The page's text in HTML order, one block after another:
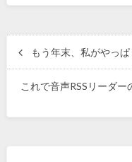
もう年末、私がやっ
これで音声RSSリーダ